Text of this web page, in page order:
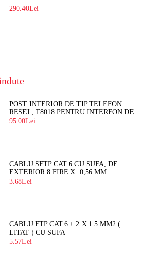
LMEX2L128GG2
290.40Lei
POST INTERIOR DE TIP TELEFON
RESEL, T8018 PENTRU INTERFON DE
BLOC
95.00Lei
CABLU SFTP CAT 6 CU SUFA, DE
EXTERIOR 8 FIRE X 0,56 MM
3.68Lei
CABLU FTP CAT.6 + 2 X 1.5 MM2 (
LITAT ) CU SUFA
5.57Lei